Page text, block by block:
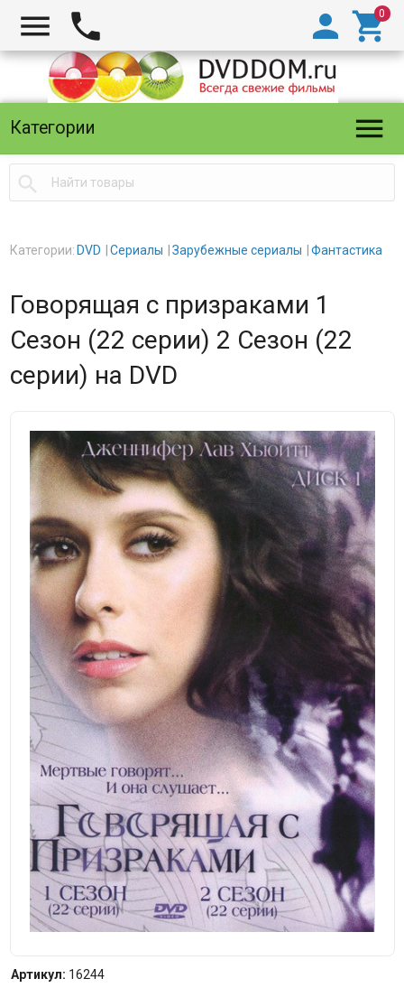
  

Категории 

Категории: DVD Сериалы Зарубежные сериалы Фантастика
Говорящая с призраками 1
Сезон (22 серии) 2 Сезон (22
серии) на DVD
Артикул: 16244